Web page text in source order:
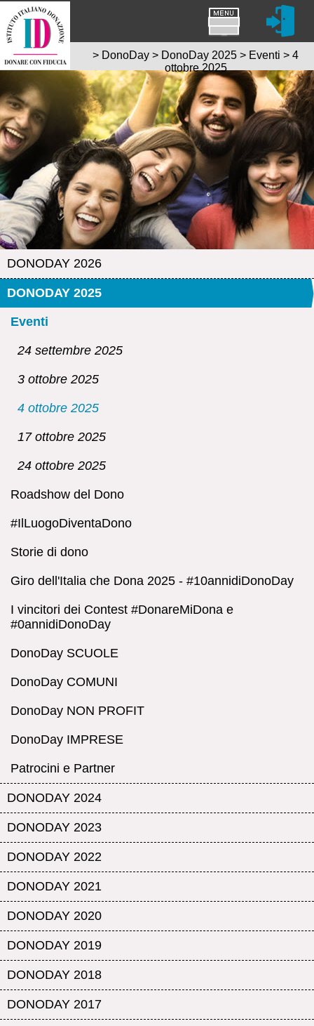
DONODAY 2026
DONODAY 2025
Eventi
24 settembre 2025
3 ottobre 2025
4 ottobre 2025
17 ottobre 2025
24 ottobre 2025
Roadshow del Dono
#IlLuogoDiventaDono
Storie di dono
Giro dell'Italia che Dona 2025 - #10annidiDonoDay
I vincitori dei Contest #DonareMiDona e
#0annidiDonoDay
DonoDay SCUOLE
DonoDay COMUNI
DonoDay NON PROFIT
DonoDay IMPRESE
Patrocini e Partner
DONODAY 2024
DONODAY 2023
DONODAY 2022
DONODAY 2021
DONODAY 2020
DONODAY 2019
DONODAY 2018
DONODAY 2017
> DonoDay > DonoDay 2025 > Eventi > 4
ottobre 2025